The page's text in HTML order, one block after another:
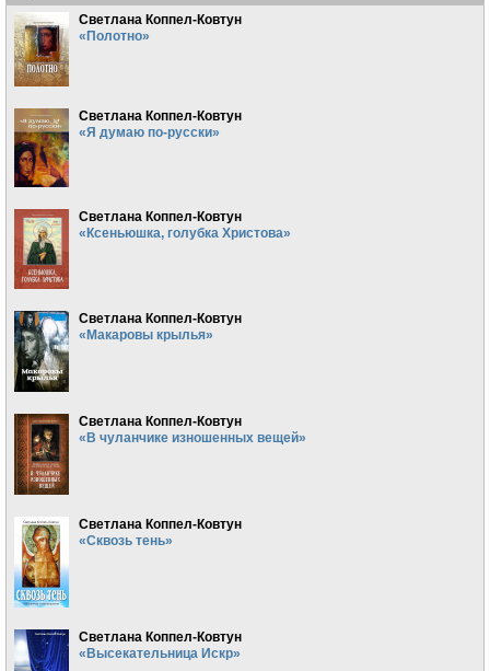
Светлана Коппел-Ковтун
«Полотно»
Светлана Коппел-Ковтун
«Я думаю по-русски»
Светлана Коппел-Ковтун
«Ксеньюшка, голубка Христова»
Светлана Коппел-Ковтун
«Макаровы крылья»
Светлана Коппел-Ковтун
«В чуланчике изношенных вещей»
Светлана Коппел-Ковтун
«Сквозь тень»
Светлана Коппел-Ковтун
«Высекательница Искр»